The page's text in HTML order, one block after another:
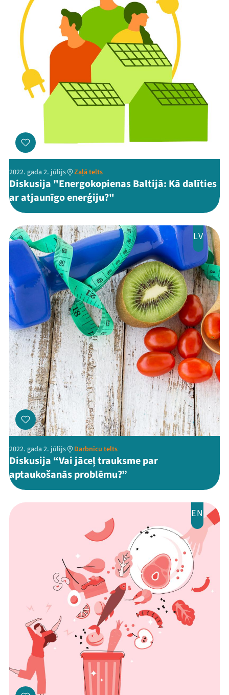
Jaunumi
Ziedo
Veikals
Kontakti
ThreadsFacebookYoutube TikTok
2022. gada 2. jūlijs Zaļā telts
Diskusija "Energokopienas Baltijā: Kā dalīties
ar atjaunīgo enerģiju?"
LV
2022. gada 2. jūlijs Darbnīcu telts
Diskusija “Vai jāceļ trauksme par
aptaukošanās problēmu?”
EN